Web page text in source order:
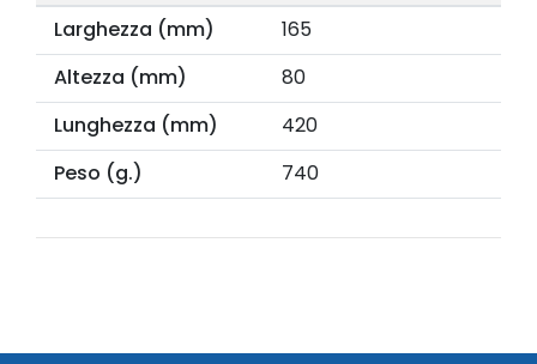
Larghezza (mm)
165
Altezza (mm)
80
Lunghezza (mm)
420
Peso (g.)
740